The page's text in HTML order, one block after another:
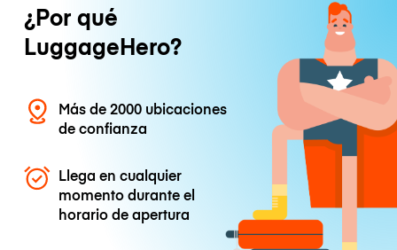
¿Por qué
LuggageHero?
Más de 2000 ubicaciones
de confianza
Llega en cualquier
momento durante el
horario de apertura